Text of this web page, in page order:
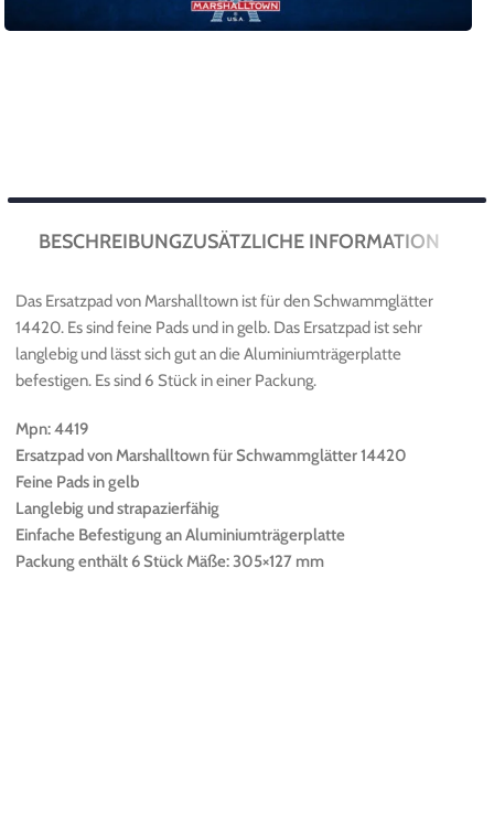
BESCHREIBUNGZUSÄTZLICHE INFORMATION
Das Ersatzpad von Marshalltown ist für den Schwammglätter
14420. Es sind feine Pads und in gelb. Das Ersatzpad ist sehr
langlebig und lässt sich gut an die Aluminiumträgerplatte
befestigen. Es sind 6 Stück in einer Packung.
Mpn: 4419
Ersatzpad von Marshalltown für Schwammglätter 14420
Feine Pads in gelb
Langlebig und strapazierfähig
Einfache Befestigung an Aluminiumträgerplatte
Packung enthält 6 Stück Mäße: 305×127 mm